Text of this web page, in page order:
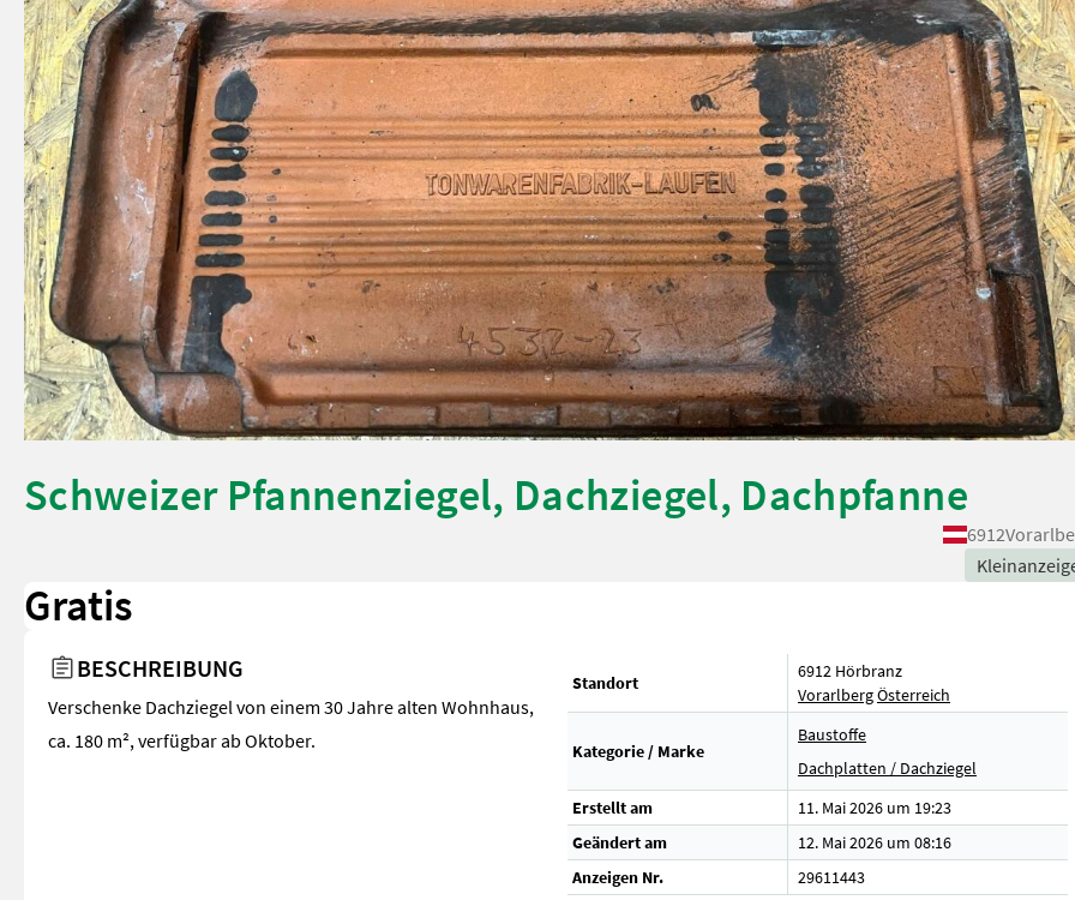
Schweizer Pfannenziegel, Dachziegel, Dachpfanne
6912
Gratis
BESCHREIBUNG
Verschenke Dachziegel von einem 30 Jahre alten Wohnhaus,
ca. 180 m², verfügbar ab Oktober.
Standort
6912 Hörbranz
VorarlbergÖsterreich
Kategorie / Marke
Baustoffe
Dachplatten / Dachziegel
Erstellt am
11. Mai 2026 um 19:23
Geändert am
12. Mai 2026 um 08:16
Anzeigen Nr.
29611443